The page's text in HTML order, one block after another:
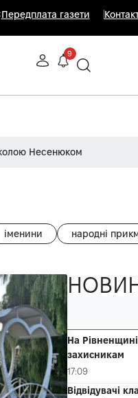
Передплата газети
9
Несенюком
іменини народні
На
захисникам
17:09
Відвідувачі